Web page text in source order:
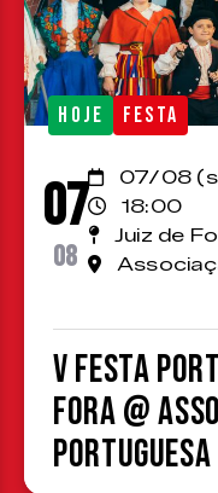
HOJE FESTA
07
08
07/08
18:00
Juiz de
V Festa
Fora @
Portuguesa